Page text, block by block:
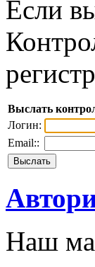
Если
Выслать
Логин:
Email::
Наш